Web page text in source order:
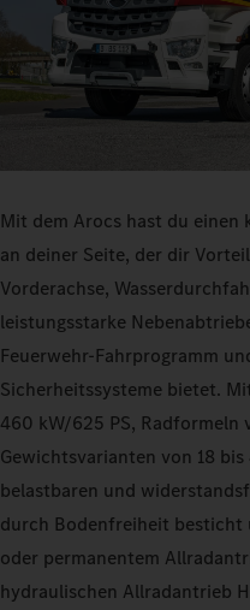
Mit dem Arocs hast du
an deiner Seite, der dir
Vorderachse,
leistungsstarke
Feuerwehr-Fahrprogramm
Sicherheitssysteme bietet.
460 kW/625 PS, Radformeln
Gewichtsvarianten von 18
belastbaren und
durch Bodenfreiheit besticht
oder permanentem
hydraulischen Allradantrieb